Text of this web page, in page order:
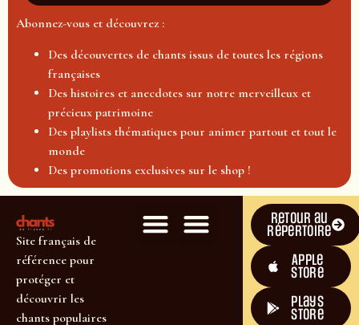
Abonnez-vous et découvrez :
Des découvertes de chants issus de toutes les régions
françaises
Des histoires et anecdotes sur notre merveilleux et
précieux patrimoine
Des playlists thématiques pour animer partout et tout le
monde
Des promotions exclusives sur le shop !
Site français de
référence pour
protéger et
découvrir les
chants populaires
Retour au
répertoire
Apple
Store
plays
store